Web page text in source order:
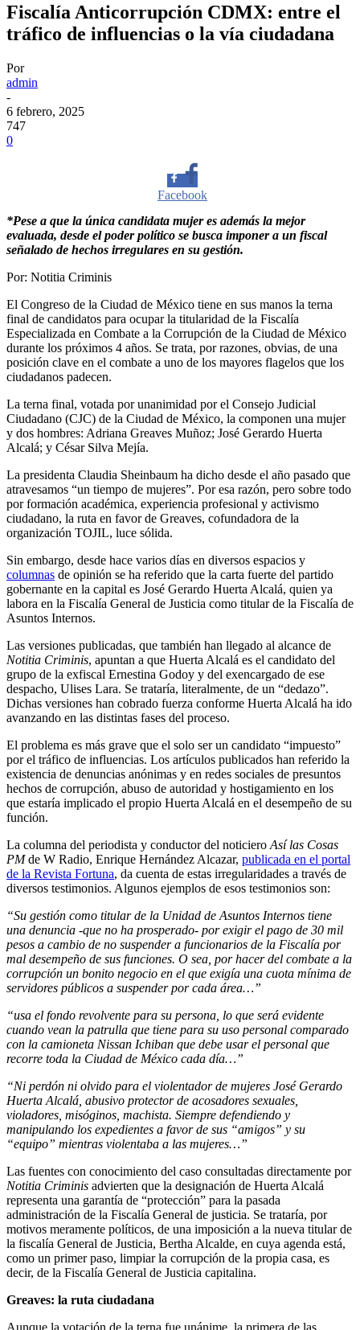
Fiscalía Anticorrupción CDMX: entre el
tráfico de influencias o la vía ciudadana
Por
admin
-
6 febrero, 2025
747
0
Facebook
Twitter
Linkedin
Telegram
*Pese a que la única candidata mujer es además la mejor
evaluada, desde el poder político se busca imponer a un fiscal
señalado de hechos irregulares en su gestión.
Por: Notitia Criminis
El Congreso de la Ciudad de México tiene en sus manos la terna
final de candidatos para ocupar la titularidad de la Fiscalía
Especializada en Combate a la Corrupción de la Ciudad de México
durante los próximos 4 años. Se trata, por razones, obvias, de una
posición clave en el combate a uno de los mayores flagelos que los
ciudadanos padecen.
La terna final, votada por unanimidad por el Consejo Judicial
Ciudadano (CJC) de la Ciudad de México, la componen una mujer
y dos hombres: Adriana Greaves Muñoz; José Gerardo Huerta
Alcalá; y César Silva Mejía.
La presidenta Claudia Sheinbaum ha dicho desde el año pasado que
atravesamos “un tiempo de mujeres”. Por esa razón, pero sobre todo
por formación académica, experiencia profesional y activismo
ciudadano, la ruta en favor de Greaves, cofundadora de la
organización TOJIL, luce sólida.
Sin embargo, desde hace varios días en diversos espacios y
columnas de opinión se ha referido que la carta fuerte del partido
gobernante en la capital es José Gerardo Huerta Alcalá, quien ya
labora en la Fiscalía General de Justicia como titular de la Fiscalía de
Asuntos Internos.
Las versiones publicadas, que también han llegado al alcance de
Notitia Criminis, apuntan a que Huerta Alcalá es el candidato del
grupo de la exfiscal Ernestina Godoy y del exencargado de ese
despacho, Ulises Lara. Se trataría, literalmente, de un “dedazo”.
Dichas versiones han cobrado fuerza conforme Huerta Alcalá ha ido
avanzando en las distintas fases del proceso.
El problema es más grave que el solo ser un candidato “impuesto”
por el tráfico de influencias. Los artículos publicados han referido la
existencia de denuncias anónimas y en redes sociales de presuntos
hechos de corrupción, abuso de autoridad y hostigamiento en los
que estaría implicado el propio Huerta Alcalá en el desempeño de su
función.
La columna del periodista y conductor del noticiero Así las Cosas
PMde W Radio, Enrique Hernández Alcazar, publicada en el portal
de la Revista Fortuna, da cuenta de estas irregularidades a través de
diversos testimonios. Algunos ejemplos de esos testimonios son:
“Su gestión como titular de la Unidad de Asuntos Internos tiene
una denuncia -que no ha prosperado- por exigir el pago de 30 mil
pesos a cambio de no suspender a funcionarios de la Fiscalía por
mal desempeño de sus funciones. O sea, por hacer del combate a la
corrupción un bonito negocio en el que exigía una cuota mínima de
servidores públicos a suspender por cada área…”
“usa el fondo revolvente para su persona, lo que será evidente
cuando vean la patrulla que tiene para su uso personal comparado
con la camioneta Nissan Ichiban que debe usar el personal que
recorre toda la Ciudad de México cada día…”
“Ni perdón ni olvido para el violentador de mujeres José Gerardo
Huerta Alcalá, abusivo protector de acosadores sexuales,
violadores, misóginos, machista. Siempre defendiendo y
manipulando los expedientes a favor de sus “amigos” y su
“equipo” mientras violentaba a las mujeres…”
Las fuentes con conocimiento del caso consultadas directamente por
Notitia Criminis advierten que la designación de Huerta Alcalá
representa una garantía de “protección” para la pasada
administración de la Fiscalía General de justicia. Se trataría, por
motivos meramente políticos, de una imposición a la nueva titular de
la fiscalía General de Justicia, Bertha Alcalde, en cuya agenda está,
como un primer paso, limpiar la corrupción de la propia casa, es
decir, de la Fiscalía General de Justicia capitalina.
Greaves: la ruta ciudadana
Aunque la votación de la terna fue unánime, la primera de las